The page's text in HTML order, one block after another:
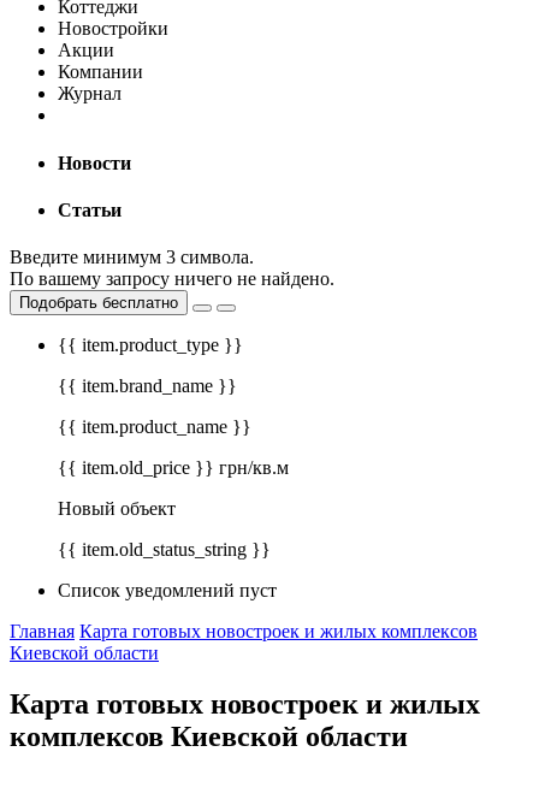
Коттеджи
Новостройки
Акции
Компании
Журнал
Новости
Статьи
Введите минимум 3 символа.
По вашему запросу ничего не найдено.
Подобрать бесплатно
{{ item.product_type }}
{{ item.brand_name }}
{{ item.product_name }}
{{ item.old_price }} грн/кв.м
Новый объект
{{ item.old_status_string }}
Список уведомлений пуст
Главная Карта готовых новостроек и жилых комплексов
Киевской области
Карта готовых новостроек и жилых
комплексов Киевской области